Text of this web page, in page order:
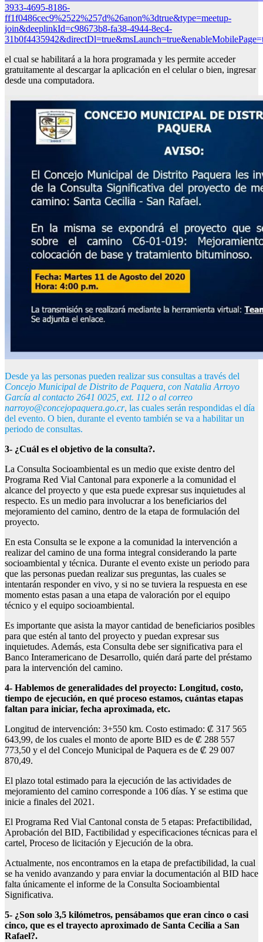
3933-4695-8186-
ff1f0486cec9%2522%257d%26anon%3dtrue&type=meetup-
join&deeplinkId=c98673b8-fa38-4944-8ec4-
el cual se habilitará a la hora programada y les permite acceder
gratuitamente al descargar la aplicación en el celular o bien, ingresar
desde una computadora.
Desde ya las personas pueden realizar sus consultas a través del
Concejo Municipal de Distrito de Paquera, con Natalia Arroyo
García al contacto 2641 0025, ext. 112 o al correo
narroyo@concejopaquera.go.cr, las cuales serán respondidas el día
del evento. O bien, durante el evento también se va a habilitar un
periodo de consultas.
3- ¿Cuál es el objetivo de la consulta?.
La Consulta Socioambiental es un medio que existe dentro del
Programa Red Vial Cantonal para exponerle a la comunidad el
alcance del proyecto y que esta puede expresar sus inquietudes al
respecto. Es un medio para involucrar a los beneficiarios del
mejoramiento del camino, dentro de la etapa de formulación del
proyecto.
En esta Consulta se le expone a la comunidad la intervención a
realizar del camino de una forma integral considerando la parte
socioambiental y técnica. Durante el evento existe un periodo para
que las personas puedan realizar sus preguntas, las cuales se
intentarán responder en vivo, y si no se tuviera la respuesta en ese
momento estas pasan a una etapa de valoración por el equipo
técnico y el equipo socioambiental.
Es importante que asista la mayor cantidad de beneficiarios posibles
para que estén al tanto del proyecto y puedan expresar sus
inquietudes. Además, esta Consulta debe ser significativa para el
Banco Interamericano de Desarrollo, quién dará parte del préstamo
para la intervención del camino.
4- Hablemos de generalidades del proyecto: Longitud, costo,
tiempo de ejecución, en qué proceso estamos, cuántas etapas
faltan para iniciar, fecha aproximada, etc.
Longitud de intervención: 3+550 km. Costo estimado: ₡ 317 565
643,99, de los cuales el monto de aporte BID es de ₡ 288 557
773,50 y el del Concejo Municipal de Paquera es de ₡ 29 007
870,49.
El plazo total estimado para la ejecución de las actividades de
mejoramiento del camino corresponde a 106 días. Y se estima que
inicie a finales del 2021.
El Programa Red Vial Cantonal consta de 5 etapas: Prefactibilidad,
Aprobación del BID, Factibilidad y especificaciones técnicas para el
cartel, Proceso de licitación y Ejecución de la obra.
Actualmente, nos encontramos en la etapa de prefactibilidad, la cual
se ha venido avanzando y para enviar la documentación al BID hace
falta únicamente el informe de la Consulta Socioambiental
Significativa.
5- ¿Son solo 3,5 kilómetros, pensábamos que eran cinco o casi
cinco, que es el trayecto aproximado de Santa Cecilia a San
Rafael?.